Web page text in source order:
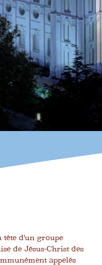
tête d'un groupe
de Jésus-Christ des
appelés